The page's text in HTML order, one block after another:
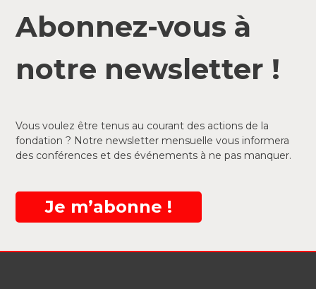
Abonnez-vous à
notre newsletter !
Vous voulez être tenus au courant des actions de la
fondation ? Notre newsletter mensuelle vous informera
des conférences et des événements à ne pas manquer.
Je m’abonne !